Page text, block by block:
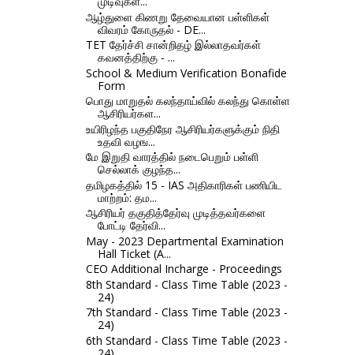
ஆழ்துளை கிணறு தேவையான பள்ளிகள்
விவரம் கோருதல் - DE...
TET தேர்ச்சி சான்றிதழ் இல்லாதவர்கள்
கவனத்திற்கு - ...
School & Medium Verification Bonafide
Form
பொது மாறுதல் கலந்தாய்வில் கலந்து கொள்ள
ஆசிரியர்கள...
உயிரிழந்த பகுதிநேர ஆசிரியர்களுக்கும் நிதி
உதவி வழங...
மே இறுதி வாரத்தில் நடைபெறும் பள்ளி
செல்லாக் குழந்த...
தமிழகத்தில் 15 - IAS அதிகாரிகள் பணியிட
மாற்றம்: தம...
ஆசிரியர் தகுதித்தேர்வு முடித்தவர்களை
போட்டி தேர்வி...
May - 2023 Departmental Examination
Hall Ticket (A...
CEO Additional Incharge - Proceedings
8th Standard - Class Time Table (2023 -
24)
7th Standard - Class Time Table (2023 -
24)
6th Standard - Class Time Table (2023 -